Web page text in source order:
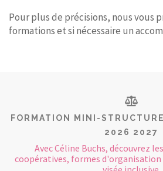
Pour plus de précisions, nous vous
formations et si nécessaire un
FORMATION MINI-
2026 2027
Avec Céline Buchs, découvrez
coopératives, formes d'organisation